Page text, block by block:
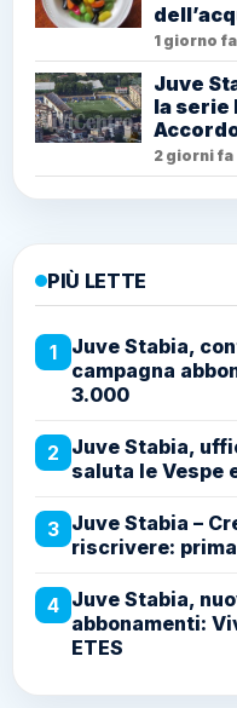
1 giorno fa
Juve
la serie
2 giorni fa
PIÙ LETTE
1
Juve Stabia,
campagna
3.000
2 Juve Stabia,
saluta le Vespe
3 Juve Stabia –
riscrivere:
4 Juve Stabia,
abbonamenti:
ETES